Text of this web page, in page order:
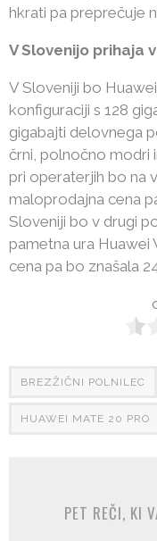
hkrati pa preprečuje
V Slovenijo prihaja
V Sloveniji bo
konfiguraciji s 128
gigabajti delovnega
črni, polnočno modri
pri operaterjih bo na
maloprodajna cena
Sloveniji bo v drugi
pametna ura Huawei
cena pa bo znašala
BREZŽIČNI POLNILEC
HUAWEI MATE 20 PRO
PET REČI, KI